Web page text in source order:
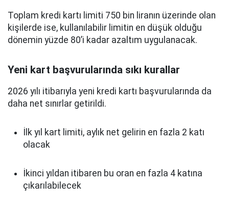
Toplam kredi kartı limiti 750 bin liranın üzerinde olan
kişilerde ise, kullanılabilir limitin en düşük olduğu
dönemin yüzde 80’i kadar azaltım uygulanacak.
Yeni kart başvurularında sıkı kurallar
2026 yılı itibarıyla yeni kredi kartı başvurularında da
daha net sınırlar getirildi.
İlk yıl kart limiti, aylık net gelirin en fazla 2 katı
olacak
İkinci yıldan itibaren bu oran en fazla 4 katına
çıkarılabilecek